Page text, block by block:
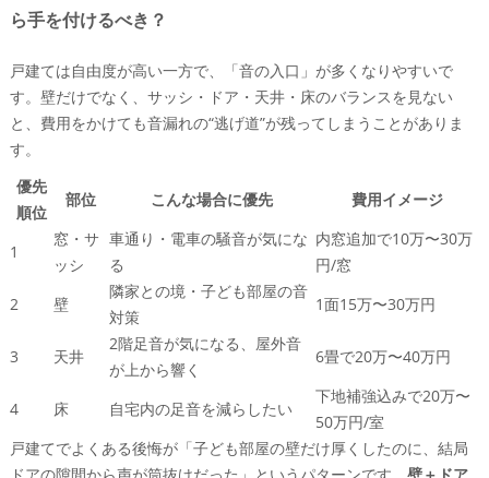
ら手を付けるべき？
戸建ては自由度が高い一方で、「音の入口」が多くなりやすいで
す。壁だけでなく、サッシ・ドア・天井・床のバランスを見ない
と、費用をかけても音漏れの“逃げ道”が残ってしまうことがありま
す。
優先
順位
部位 こんな場合に優先 費用イメージ
1
窓・サ
ッシ
車通り・電車の騒音が気にな
る
内窓追加で10万〜30万
円/窓
2
壁
隣家との境・子ども部屋の音
対策
1面15万〜30万円
3 天井
2階足音が気になる、屋外音
が上から響く
6畳で20万〜40万円
4 床 自宅内の足音を減らしたい
下地補強込みで20万〜
50万円/室
戸建てでよくある後悔が「子ども部屋の壁だけ厚くしたのに、結局